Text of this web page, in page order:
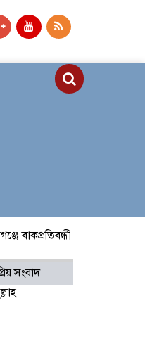
বাকপ্রতিবন্ধী শিশুকে ধর্ষণ:
সংবাদ